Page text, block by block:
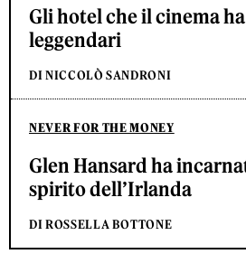
Gli hotel che il cinema
leggendari
DI NICCOLÒ SANDRONI
NEVER FOR THE MONEY
Glen Hansard ha
spirito dell’Irlanda
DI ROSSELLA BOTTONE